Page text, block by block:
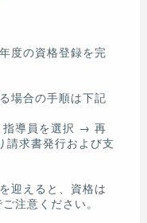
度の資格登録を完
場合の手順は下記
導員を選択 → 再
求書発行および支
迎えると、資格は
注意ください。